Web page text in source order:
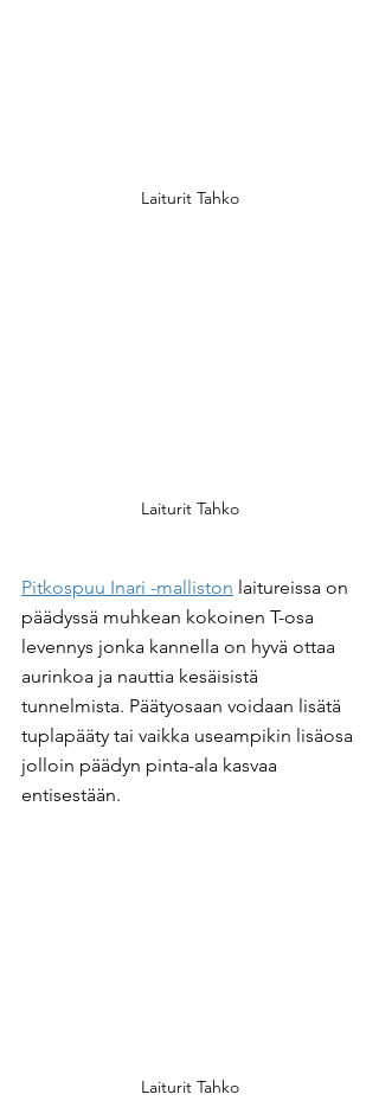
Laiturit Tahko
Laiturit Tahko
Pitkospuu Inari -malliston laitureissa on
päädyssä muhkean kokoinen T-osa
levennys jonka kannella on hyvä ottaa
aurinkoa ja nauttia kesäisistä
tunnelmista. Päätyosaan voidaan lisätä
tuplapääty tai vaikka useampikin lisäosa
jolloin päädyn pinta-ala kasvaa
entisestään.
Laiturit Tahko